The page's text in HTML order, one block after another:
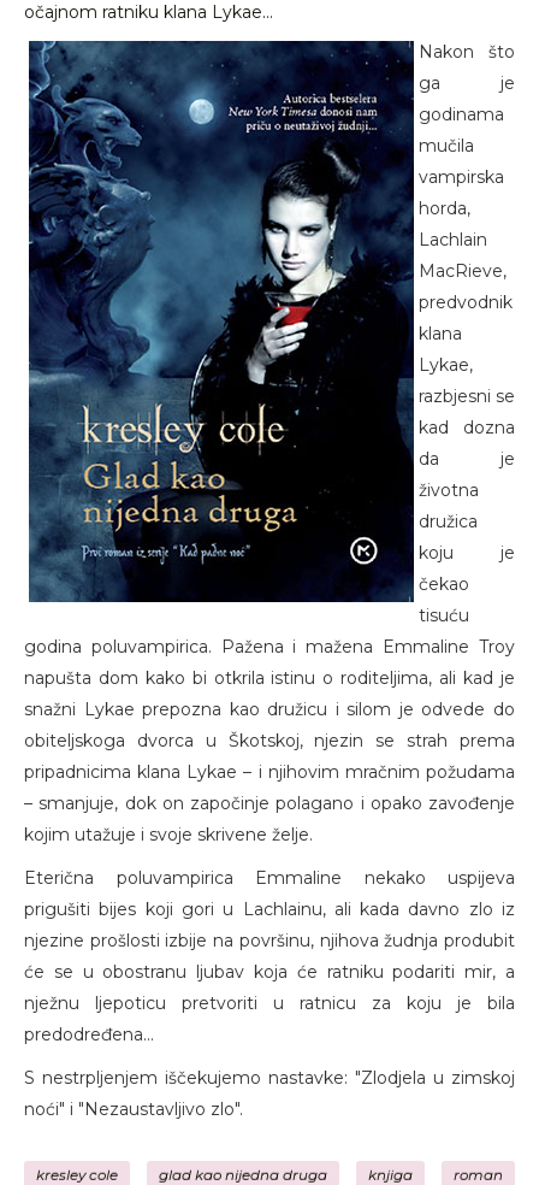
očajnom ratniku klana Lykae...
Nakon što
ga je
godinama
mučila
vampirska
horda,
Lachlain
MacRieve,
predvodnik
klana
Lykae,
razbjesni se
kad dozna
da je
životna
družica
koju je
čekao
tisuću
godina poluvampirica. Pažena i mažena Emmaline Troy
napušta dom kako bi otkrila istinu o roditeljima, ali kad je
snažni Lykae prepozna kao družicu i silom je odvede do
obiteljskoga dvorca u Škotskoj, njezin se strah prema
pripadnicima klana Lykae – i njihovim mračnim požudama
– smanjuje, dok on započinje polagano i opako zavođenje
kojim utažuje i svoje skrivene želje.
Eterična poluvampirica Emmaline nekako uspijeva
prigušiti bijes koji gori u Lachlainu, ali kada davno zlo iz
njezine prošlosti izbije na površinu, njihova žudnja produbit
će se u obostranu ljubav koja će ratniku podariti mir, a
nježnu ljepoticu pretvoriti u ratnicu za koju je bila
predodređena...
S nestrpljenjem iščekujemo nastavke: "Zlodjela u zimskoj
noći" i "Nezaustavljivo zlo".
kresley cole glad kao nijedna druga knjiga roman